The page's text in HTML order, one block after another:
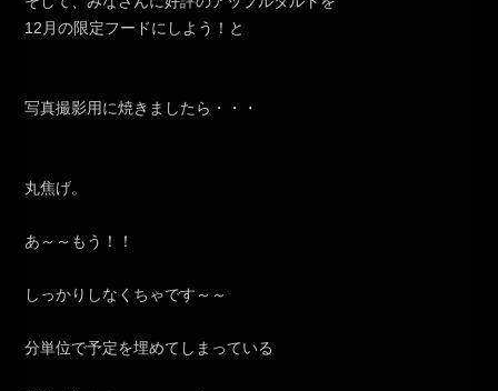
12月の限定フードにしよう！と
写真撮影用に焼きましたら・・・
丸焦げ。
あ～～もう！！
しっかりしなくちゃです～～
分単位で予定を埋めてしまっている